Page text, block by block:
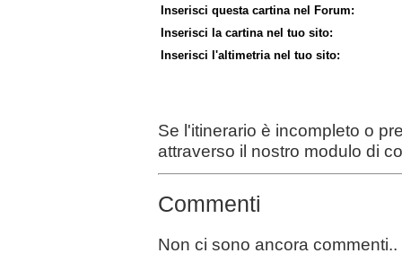
Inserisci questa cartina nel Forum:
Inserisci la cartina nel tuo sito:
Inserisci l'altimetria nel tuo sito:
Se l'itinerario è incompleto o
attraverso il nostro modulo di
Commenti
Non ci sono ancora commenti..